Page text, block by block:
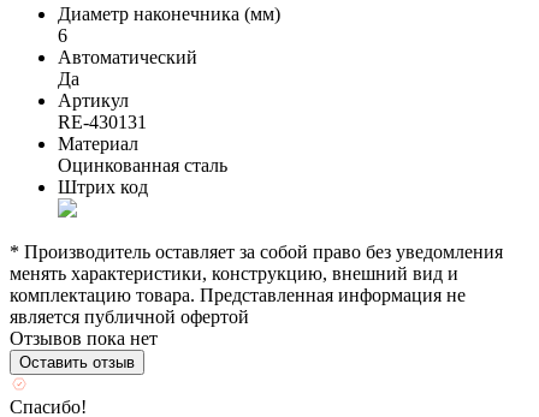
Диаметр наконечника (мм)
6
Автоматический
Да
Артикул
RE-430131
Материал
Оцинкованная сталь
Штрих код
* Производитель оставляет за собой право без уведомления
менять характеристики, конструкцию, внешний вид и
комплектацию товара. Представленная информация не
является публичной офертой
Отзывов пока нет
Оставить отзыв
Спасибо!